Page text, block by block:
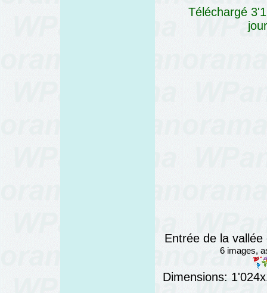
Téléchargé
Entrée de la
6 images,
Dimensions: